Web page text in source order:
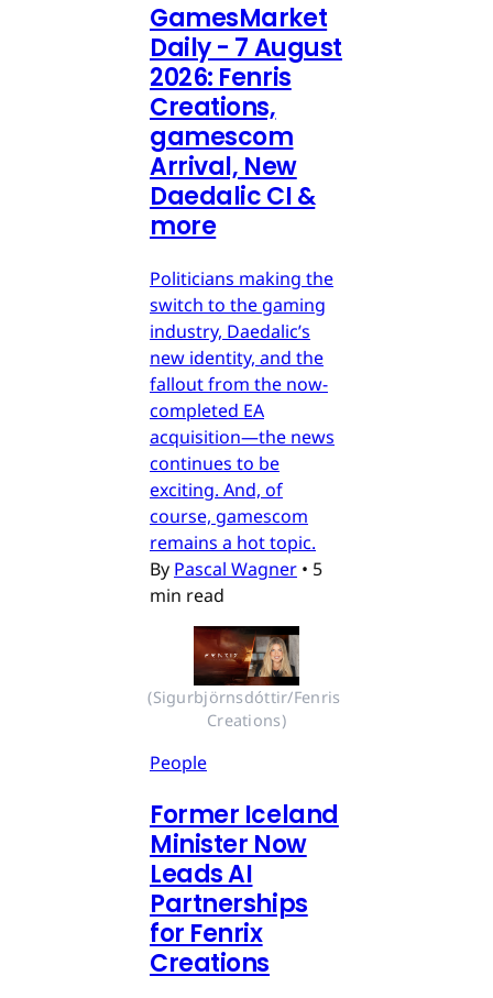
GamesMarket
Daily - 7 August
2026: Fenris
Creations,
gamescom
Arrival, New
Daedalic CI &
more
Politicians making the
switch to the gaming
industry, Daedalic’s
new identity, and the
fallout from the now-
completed EA
acquisition—the news
continues to be
exciting. And, of
course, gamescom
remains a hot topic.
By Pascal Wagner • 5
min read
(Sigurbjörnsdóttir/Fenris
Creations)
People
Former Iceland
Minister Now
Leads AI
Partnerships
for Fenrix
Creations